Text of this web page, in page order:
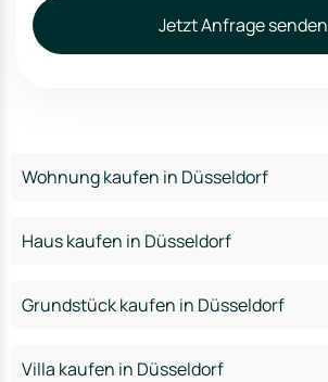
Jetzt Anfrage senden
Wohnung kaufen in Düsseldorf
Haus kaufen in Düsseldorf
Grundstück kaufen in Düsseldorf
Villa kaufen in Düsseldorf